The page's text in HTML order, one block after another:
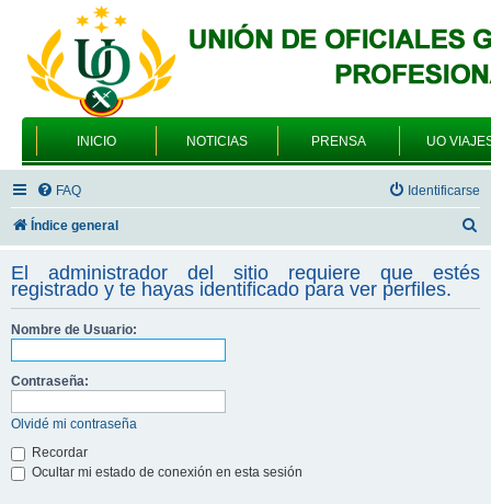
INICIO NOTICIAS PRENSA UO
FAQ Identificarse
Índice general
s
c
El administrador del sitio requiere que estés
registrado y te hayas identificado para ver perfiles.
Nombre de Usuario:
Contraseña:
Olvidé mi contraseña
Recordar
Ocultar mi estado de conexión en esta sesión